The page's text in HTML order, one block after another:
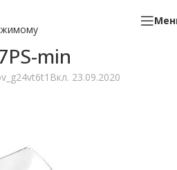
min
Вкл. 23.09.2020